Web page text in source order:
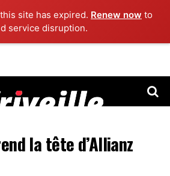
site has expired. Renew now to
service disruption.
la tête d’Allianz